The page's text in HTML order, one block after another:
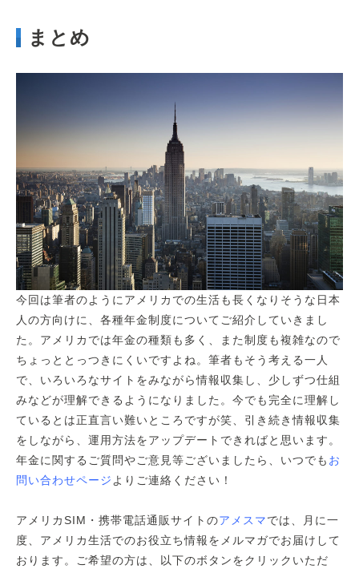
まとめ
今回は筆者のようにアメリカでの生活も長くなりそうな日本
人の方向けに、各種年金制度についてご紹介していきまし
た。アメリカでは年金の種類も多く、また制度も複雑なので
ちょっととっつきにくいですよね。筆者もそう考える一人
で、いろいろなサイトをみながら情報収集し、少しずつ仕組
みなどが理解できるようになりました。今でも完全に理解し
ているとは正直言い難いところですが笑、引き続き情報収集
をしながら、運用方法をアップデートできればと思います。
年金に関するご質問やご意見等ございましたら、いつでも お
問い合わせページよりご連絡ください！
アメリカSIM・携帯電話通販サイトのアメスマでは、月に一
度、アメリカ生活でのお役立ち情報をメルマガでお届けして
おります。ご希望の方は、以下のボタンをクリックいただ